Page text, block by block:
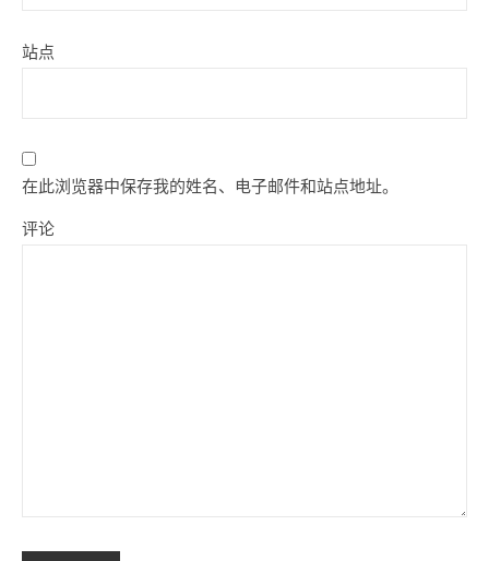
站点
在此浏览器中保存我的姓名、电子邮件和站点地址。
评论